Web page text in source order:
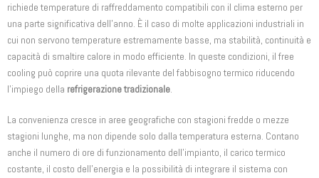
richiede temperature di raffreddamento compatibili con il clima esterno per
una parte significativa dell’anno. È il caso di molte applicazioni industriali in
cui non servono temperature estremamente basse, ma stabilità, continuità e
capacità di smaltire calore in modo efficiente. In queste condizioni, il free
cooling può coprire una quota rilevante del fabbisogno termico riducendo
l’impiego della refrigerazione tradizionale.
La convenienza cresce in aree geografiche con stagioni fredde o mezze
stagioni lunghe, ma non dipende solo dalla temperatura esterna. Contano
anche il numero di ore di funzionamento dell’impianto, il carico termico
costante, il costo dell’energia e la possibilità di integrare il sistema con